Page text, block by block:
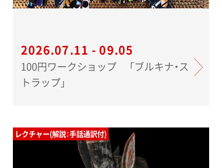
2026.07.11 - 09.05
100円ワークショップ 「ブルキナ・ス
トラップ」
レクチャー(解説：手話通訳付)